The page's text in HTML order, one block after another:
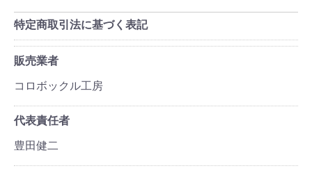
特定商取引法に基づく表記
販売業者
コロボックル工房
代表責任者
豊田健二